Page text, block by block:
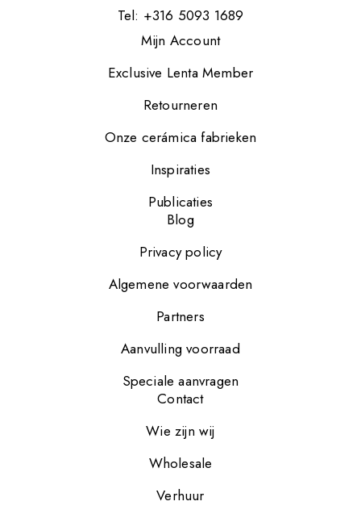
Tel: +316 5093 1689
Mijn Account
Exclusive Lenta Member
Retourneren
Onze cerámica fabrieken
Inspiraties
Publicaties
Blog
Privacy policy
Algemene voorwaarden
Partners
Aanvulling voorraad
Speciale aanvragen
Contact
Wie zijn wij
Wholesale
Verhuur